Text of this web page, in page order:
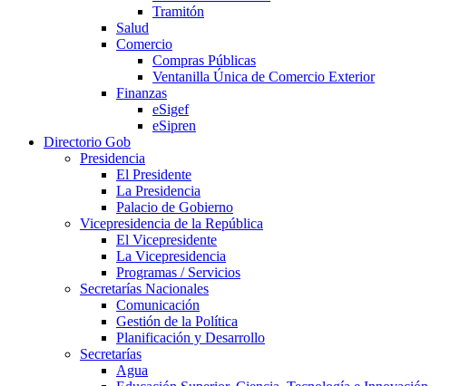
Tramitón
Salud
Comercio
Compras Públicas
Ventanilla Única de Comercio Exterior
Finanzas
eSigef
eSipren
Directorio Gob
Presidencia
El Presidente
La Presidencia
Palacio de Gobierno
Vicepresidencia de la República
El Vicepresidente
La Vicepresidencia
Programas / Servicios
Secretarías Nacionales
Comunicación
Gestión de la Política
Planificación y Desarrollo
Secretarías
Agua